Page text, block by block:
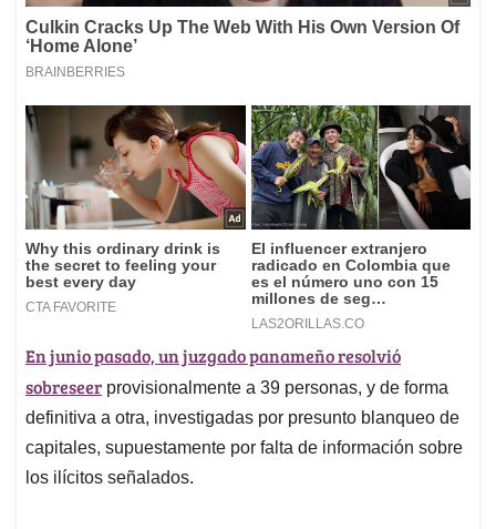
En junio pasado, un juzgado panameño resolvió
sobreseer provisionalmente a 39 personas, y de forma
definitiva a otra, investigadas por presunto blanqueo de
capitales, supuestamente por falta de información sobre
los ilícitos señalados.